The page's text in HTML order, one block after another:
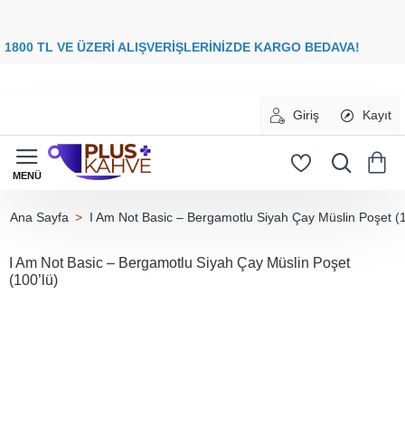
00 TL VE ÜZERİ ALIŞVERİŞLERİNİZDE KARGO
Giriş Kayıt
I Am Not Basic – Bergamotlu Siyah Çay Müslin Poşet
I Am Not Basic – Bergamotlu Siyah Çay Müslin Poşet
(100’lü)